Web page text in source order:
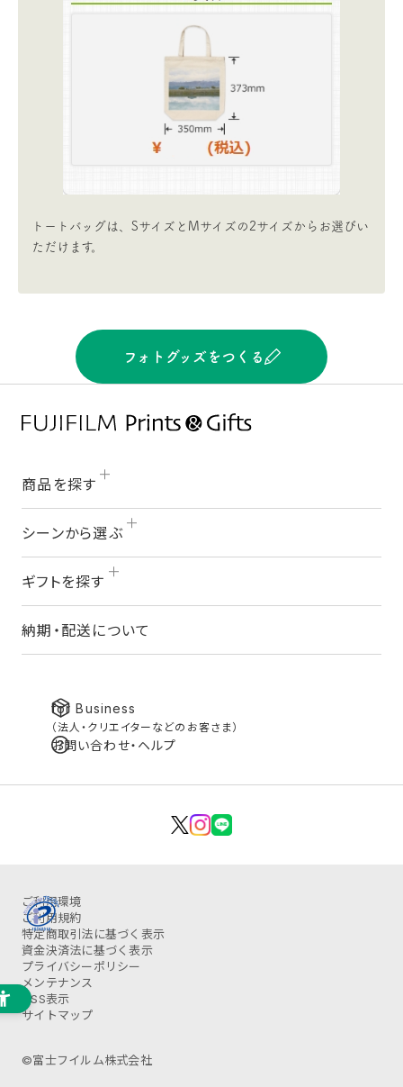
トートバッグは、SサイズとMサイズの2サイズからお選びい
ただけます。​
フォトグッズをつくる
商品を探す
シーンから選ぶ
ギフトを探す
納期・配送について
for Business
（法人・クリエイターなどのお客さま）
お問い合わせ・ヘルプ
ご利用環境
ご利用規約
特定商取引法に基づく表示
資金決済法に基づく表示
プライバシーポリシー
メンテナンス
OSS表示
サイトマップ
©富士フイルム株式会社